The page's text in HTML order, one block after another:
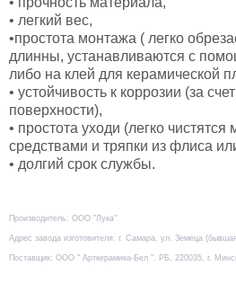
• легкий вес,
•простота монтажа ( легко
длинны, устанавливаются с
либо на клей для керамической
• устойчивость к коррозии (за
поверхности),
• простота уходи (легко
средствами и тряпки из флиса
• долгий срок службы.
Производитель: ООО "Лука"
Адрес завода изготовителя: г. Самара, ул. Земеца
Поставщик: ООО " Арткерамика-Бел ", РБ, 220035, г.